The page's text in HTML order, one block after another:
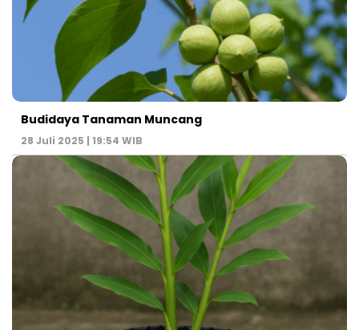
Budidaya Tanaman Muncang
28 Juli 2025 | 19:54 WIB